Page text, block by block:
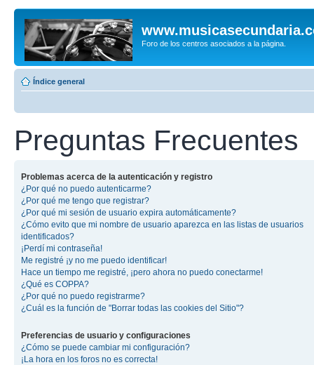
Foro de los centros asociados a la página.
Índice general
Preguntas Frecuentes
Problemas acerca de la autenticación y registro
¿Por qué no puedo autenticarme?
¿Por qué me tengo que registrar?
¿Por qué mi sesión de usuario expira automáticamente?
¿Cómo evito que mi nombre de usuario aparezca en las listas de usuarios
identificados?
¡Perdí mi contraseña!
Me registré ¡y no me puedo identificar!
Hace un tiempo me registré, ¡pero ahora no puedo conectarme!
¿Qué es COPPA?
¿Por qué no puedo registrarme?
¿Cuál es la función de "Borrar todas las cookies del Sitio"?
Preferencias de usuario y configuraciones
¿Cómo se puede cambiar mi configuración?
¡La hora en los foros no es correcta!